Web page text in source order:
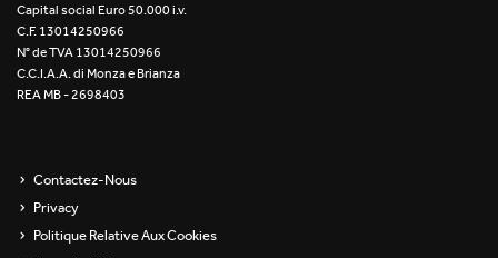
Roll IOS
Unit 1X
Unit Channel
Unit Round
Capital social Euro 50.000 i.v.
C.F. 13014250966
N° de TVA 13014250966
C.C.I.A.A. di Monza e Brianza
REA MB - 2698403
Contactez-Nous
Privacy
Politique Relative Aux Cookies